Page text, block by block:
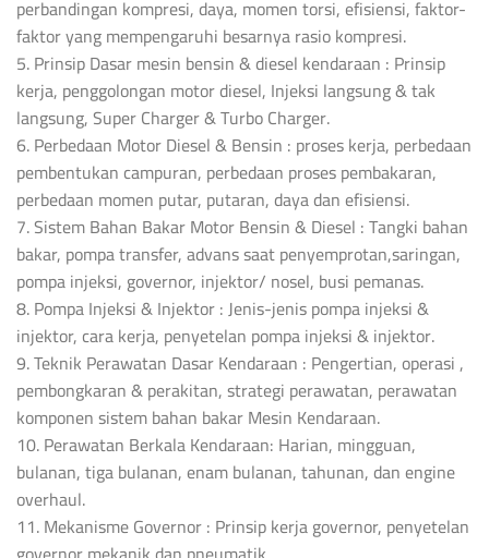
perbandingan kompresi, daya, momen torsi, efisiensi, faktor-
faktor yang mempengaruhi besarnya rasio kompresi.
5. Prinsip Dasar mesin bensin & diesel kendaraan : Prinsip
kerja, penggolongan motor diesel, Injeksi langsung & tak
langsung, Super Charger & Turbo Charger.
6. Perbedaan Motor Diesel & Bensin : proses kerja, perbedaan
pembentukan campuran, perbedaan proses pembakaran,
perbedaan momen putar, putaran, daya dan efisiensi.
7. Sistem Bahan Bakar Motor Bensin & Diesel : Tangki bahan
bakar, pompa transfer, advans saat penyemprotan,saringan,
pompa injeksi, governor, injektor/ nosel, busi pemanas.
8. Pompa Injeksi & Injektor : Jenis-jenis pompa injeksi &
injektor, cara kerja, penyetelan pompa injeksi & injektor.
9. Teknik Perawatan Dasar Kendaraan : Pengertian, operasi ,
pembongkaran & perakitan, strategi perawatan, perawatan
komponen sistem bahan bakar Mesin Kendaraan.
10. Perawatan Berkala Kendaraan: Harian, mingguan,
bulanan, tiga bulanan, enam bulanan, tahunan, dan engine
overhaul.
11. Mekanisme Governor : Prinsip kerja governor, penyetelan